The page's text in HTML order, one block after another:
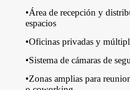
•Área de recepción y
espacios
•Oficinas privadas y
•Sistema de cámaras de
•Zonas amplias para